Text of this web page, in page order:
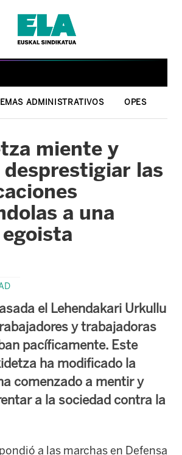
ADMINISTRATIVOS OPES
miente y
las
a una
el Lehendakari Urkullu
y trabajadoras
pacíficamente. Este
ha modificado la
comenzado a mentir y
a la sociedad contra la
a las marchas en Defensa